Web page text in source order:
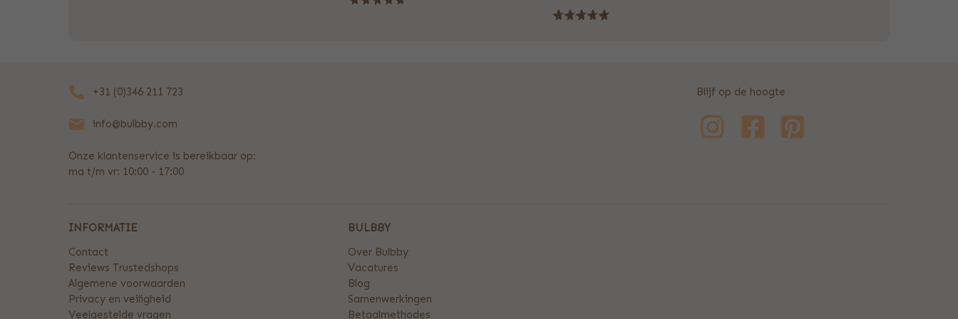
+31 (0)346 211 723
info@bulbby.com
Onze klantenservice is bereikbaar op:
ma t/m vr: 10:00 - 17:00
Blijf op de hoogte
INFORMATIE
Contact
Reviews Trustedshops
Algemene voorwaarden
Privacy en veiligheid
Veelgestelde vragen
BULBBY
Over Bulbby
Vacatures
Blog
Samenwerkingen
Betaalmethodes